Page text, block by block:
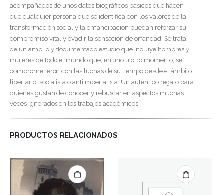
acompañados de unos datos biográficos básicos que hacen
que cualquier persona que se identifica con los valores de la
transformación social y la emancipación puedan reforzar su
compromiso vital y evadir la sensación de orfandad. Se trata
de un amplio y documentado estudio que incluye hombres y
mujeres de todo el mundo que, en uno u otro momento, se
comprometieron con las luchas de su tiempo desde el ámbito
libertario, socialista o antiimperialista. Un auténtico regalo para
quienes gustan de conocer y rebuscar en aspectos muchas
veces ignorados en los trabajos académicos.
PRODUCTOS RELACIONADOS